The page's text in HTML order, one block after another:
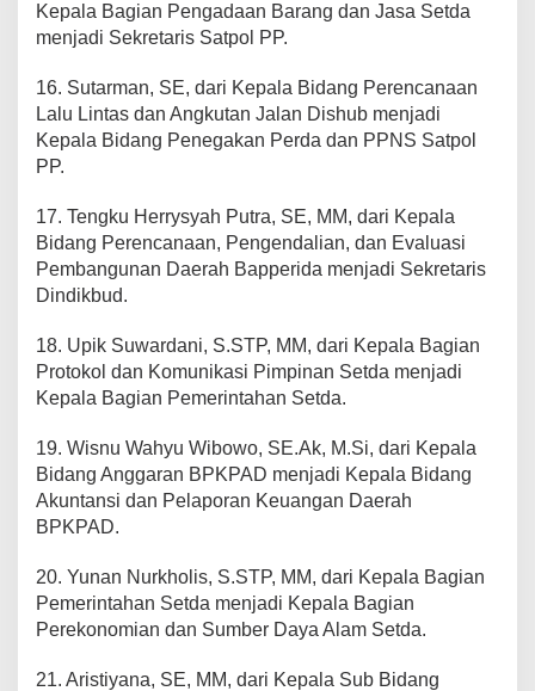
Kepala Bagian Pengadaan Barang dan Jasa Setda
menjadi Sekretaris Satpol PP.
16. Sutarman, SE, dari Kepala Bidang Perencanaan
Lalu Lintas dan Angkutan Jalan Dishub menjadi
Kepala Bidang Penegakan Perda dan PPNS Satpol
PP.
17. Tengku Herrysyah Putra, SE, MM, dari Kepala
Bidang Perencanaan, Pengendalian, dan Evaluasi
Pembangunan Daerah Bapperida menjadi Sekretaris
Dindikbud.
18. Upik Suwardani, S.STP, MM, dari Kepala Bagian
Protokol dan Komunikasi Pimpinan Setda menjadi
Kepala Bagian Pemerintahan Setda.
19. Wisnu Wahyu Wibowo, SE.Ak, M.Si, dari Kepala
Bidang Anggaran BPKPAD menjadi Kepala Bidang
Akuntansi dan Pelaporan Keuangan Daerah
BPKPAD.
20. Yunan Nurkholis, S.STP, MM, dari Kepala Bagian
Pemerintahan Setda menjadi Kepala Bagian
Perekonomian dan Sumber Daya Alam Setda.
21. Aristiyana, SE, MM, dari Kepala Sub Bidang